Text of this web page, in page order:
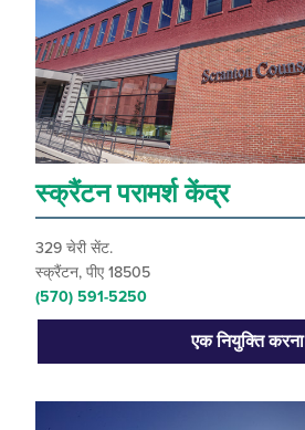
स्क्रैंटन परामर्श केंद्र
329 चेरी सेंट.
स्क्रैंटन, पीए 18505
(570) 591-5250
एक नियुक्ति करना